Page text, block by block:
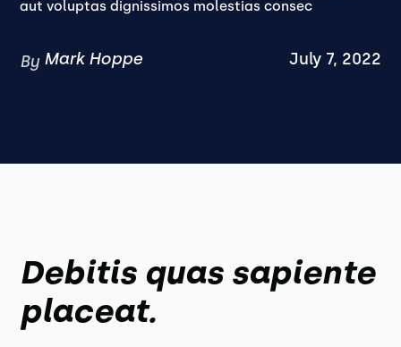
aut voluptas dignissimos molestias consec
By Mark Hoppe July 7, 2022
Debitis quas sapiente
placeat.